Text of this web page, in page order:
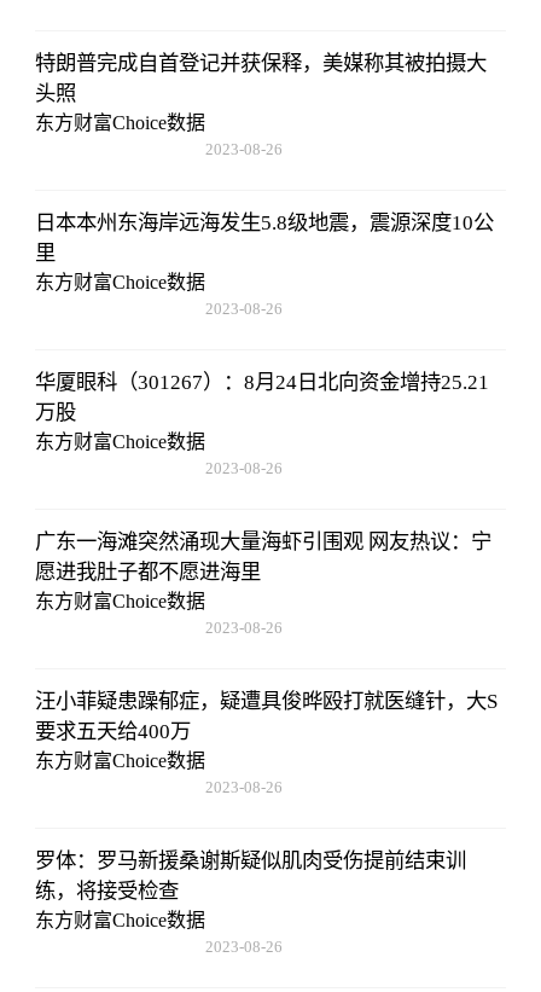
特朗普完成自首登记并获保释，美媒称其被拍摄大
头照
东方财富Choice数据
2023-08-26
日本本州东海岸远海发生5.8级地震，震源深度10公
里
东方财富Choice数据
2023-08-26
华厦眼科（301267）：8月24日北向资金增持25.21
万股
东方财富Choice数据
2023-08-26
广东一海滩突然涌现大量海虾引围观 网友热议：宁
愿进我肚子都不愿进海里
东方财富Choice数据
2023-08-26
汪小菲疑患躁郁症，疑遭具俊晔殴打就医缝针，大S
要求五天给400万
东方财富Choice数据
2023-08-26
罗体：罗马新援桑谢斯疑似肌肉受伤提前结束训
练，将接受检查
东方财富Choice数据
2023-08-26